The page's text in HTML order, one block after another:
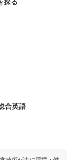
探る
合英語